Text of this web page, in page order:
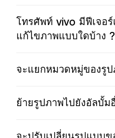
โทรศัพท์ vivo มีฟีเจอร์
แก้ไขภาพแบบใดบ้าง ?
จะแยกหมวดหมู่ของรูป
ย้ายรูปภาพไปยังอัลบั้ม